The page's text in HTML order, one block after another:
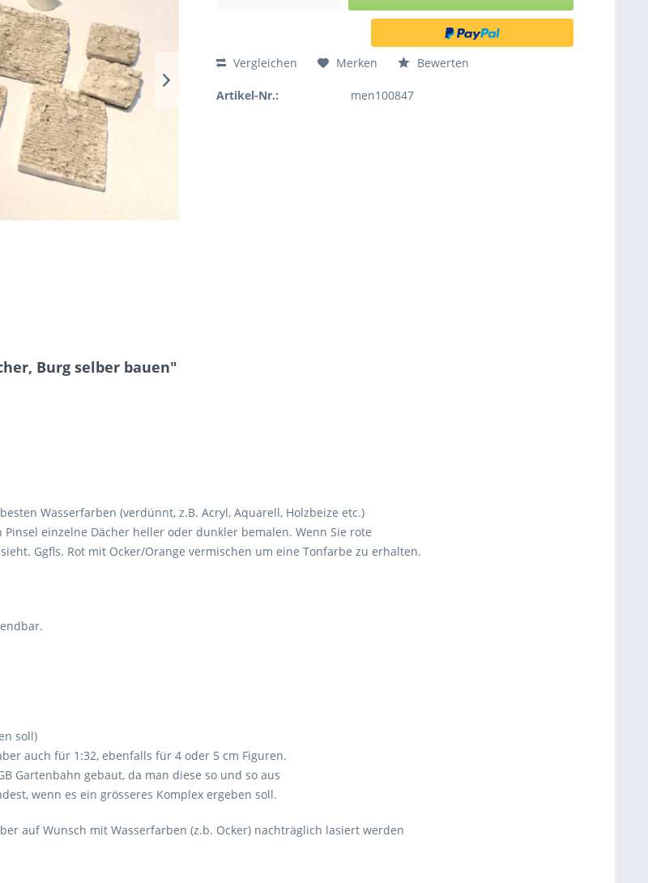
Vergleichen Merken Bewerten
Artikel-Nr.: men100847
Burg selber bauen"
Wasserfarben (verdünnt, z.B. Acryl, Aquarell, Holzbeize etc.)
einzelne Dächer heller oder dunkler bemalen. Wenn Sie rote
Ggfls. Rot mit Ocker/Orange vermischen um eine Tonfarbe zu erhalten.
soll)
auch für 1:32, ebenfalls für 4 oder 5 cm Figuren.
Gartenbahn gebaut, da man diese so und so aus
wenn es ein grösseres Komplex ergeben soll.
auf Wunsch mit Wasserfarben (z.b. Ocker) nachträglich lasiert werden